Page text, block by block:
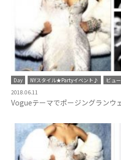
Day NYスタイル★Partyイベント♪ ビュ
2018.06.11
Vogueテーマでポージングランウ